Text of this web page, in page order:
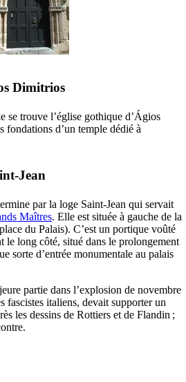
Dimitrios
se trouve l’église gothique d’Ágios
fondations d’un temple dédié à
Jean
par la loge Saint-Jean qui servait
Maîtres. Elle est située à gauche de la
du Palais). C’est un portique voûté
le long côté, situé dans le prolongement
sorte d’entrée monumentale au palais
partie dans l’explosion de novembre
fascistes italiens, devait supporter un
les dessins de Rottiers et de Flandin ;